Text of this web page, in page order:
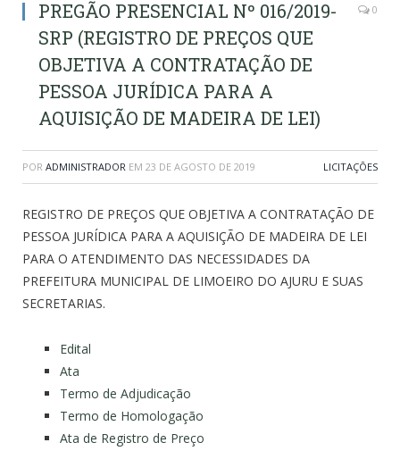
PREGÃO PRESENCIAL Nº 016/2019-
SRP (REGISTRO DE PREÇOS QUE
OBJETIVA A CONTRATAÇÃO DE
PESSOA JURÍDICA PARA A
AQUISIÇÃO DE MADEIRA DE LEI)
0
POR ADMINISTRADOR EM 23 DE AGOSTO DE 2019 LICITAÇÕES
REGISTRO DE PREÇOS QUE OBJETIVA A CONTRATAÇÃO DE
PESSOA JURÍDICA PARA A AQUISIÇÃO DE MADEIRA DE LEI
PARA O ATENDIMENTO DAS NECESSIDADES DA
PREFEITURA MUNICIPAL DE LIMOEIRO DO AJURU E SUAS
SECRETARIAS.
Edital
Ata
Termo de Adjudicação
Termo de Homologação
Ata de Registro de Preço